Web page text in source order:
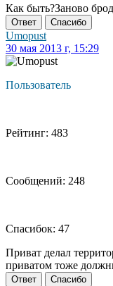
Как быть?Заново
Ответ Спасибо
Umopust
30 мая 2013 г, 15:29
Пользователь
Рейтинг: 483
Сообщений: 248
Спасибок: 47
Приват делал
приватом тоже
Ответ Спасибо